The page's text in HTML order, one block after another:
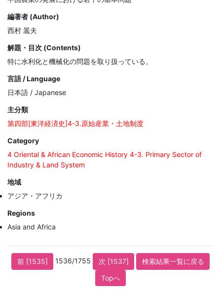
編著者 (Author)
西村 暠夫
解題・目次 (Contents)
特に水利化と機械化の問題を取り扱っている。
言語 / Language
日本語 / Japanese
主分類
第四部[東洋経済史]4-3.原始産業・土地制度
Category
4 Oriental & African Economic History 4-3. Primary Sector of
Industry & Land System
地域
アジア・アフリカ
Regions
Asia and Africa
前 [1535] 1536/1755 次 [1537]
検索結果一覧に戻る
Topへ